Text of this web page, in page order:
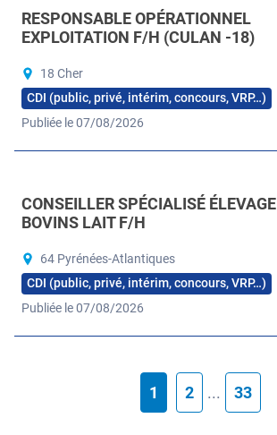
RESPONSABLE OPÉRATIONNEL
EXPLOITATION F/H (CULAN -18)
18 Cher
CDI (public, privé, intérim, concours, VRP…)
Publiée le 07/08/2026
CONSEILLER SPÉCIALISÉ ÉLEVAGE
BOVINS LAIT F/H
64 Pyrénées-Atlantiques
CDI (public, privé, intérim, concours, VRP…)
Publiée le 07/08/2026
1 2 ... 33